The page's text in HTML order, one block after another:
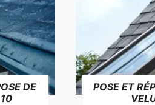
DE
POSE ET